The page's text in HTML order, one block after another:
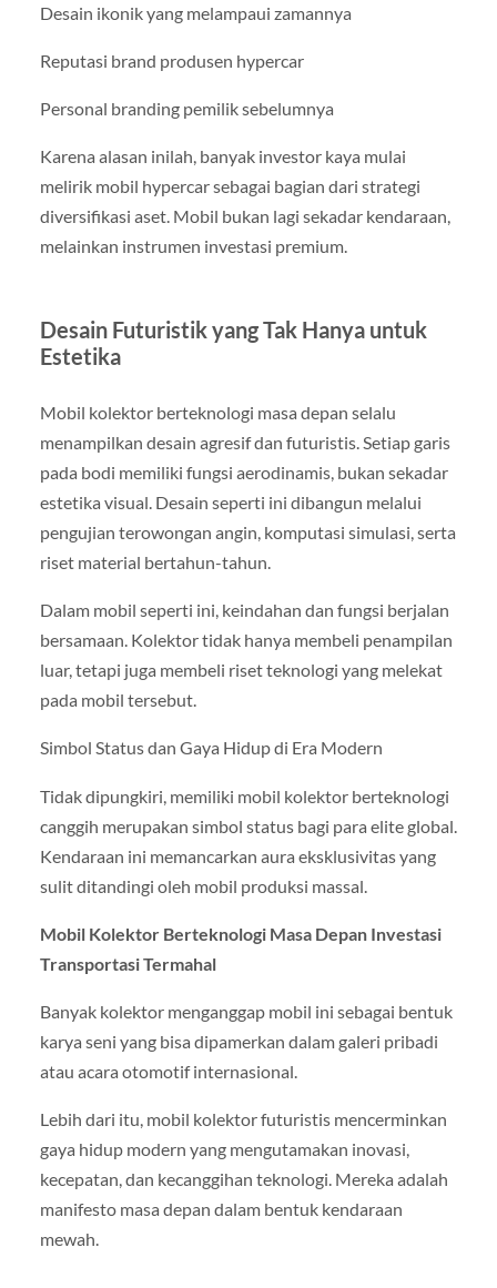
Desain ikonik yang melampaui zamannya
Reputasi brand produsen hypercar
Personal branding pemilik sebelumnya
Karena alasan inilah, banyak investor kaya mulai
melirik mobil hypercar sebagai bagian dari strategi
diversifikasi aset. Mobil bukan lagi sekadar kendaraan,
melainkan instrumen investasi premium.
Desain Futuristik yang Tak Hanya untuk
Estetika
Mobil kolektor berteknologi masa depan selalu
menampilkan desain agresif dan futuristis. Setiap garis
pada bodi memiliki fungsi aerodinamis, bukan sekadar
estetika visual. Desain seperti ini dibangun melalui
pengujian terowongan angin, komputasi simulasi, serta
riset material bertahun-tahun.
Dalam mobil seperti ini, keindahan dan fungsi berjalan
bersamaan. Kolektor tidak hanya membeli penampilan
luar, tetapi juga membeli riset teknologi yang melekat
pada mobil tersebut.
Simbol Status dan Gaya Hidup di Era Modern
Tidak dipungkiri, memiliki mobil kolektor berteknologi
canggih merupakan simbol status bagi para elite global.
Kendaraan ini memancarkan aura eksklusivitas yang
sulit ditandingi oleh mobil produksi massal.
Mobil Kolektor Berteknologi Masa Depan Investasi
Transportasi Termahal
Banyak kolektor menganggap mobil ini sebagai bentuk
karya seni yang bisa dipamerkan dalam galeri pribadi
atau acara otomotif internasional.
Lebih dari itu, mobil kolektor futuristis mencerminkan
gaya hidup modern yang mengutamakan inovasi,
kecepatan, dan kecanggihan teknologi. Mereka adalah
manifesto masa depan dalam bentuk kendaraan
mewah.